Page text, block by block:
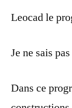
Leocad le
Je ne sais
Dans ce